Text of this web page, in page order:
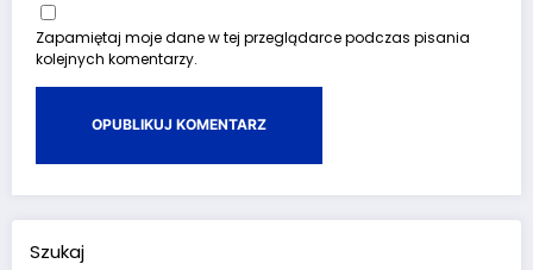
Zapamiętaj moje dane w tej przeglądarce podczas pisania
kolejnych komentarzy.
Szukaj